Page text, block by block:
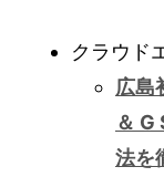
クラウド
広島
＆ G
法を